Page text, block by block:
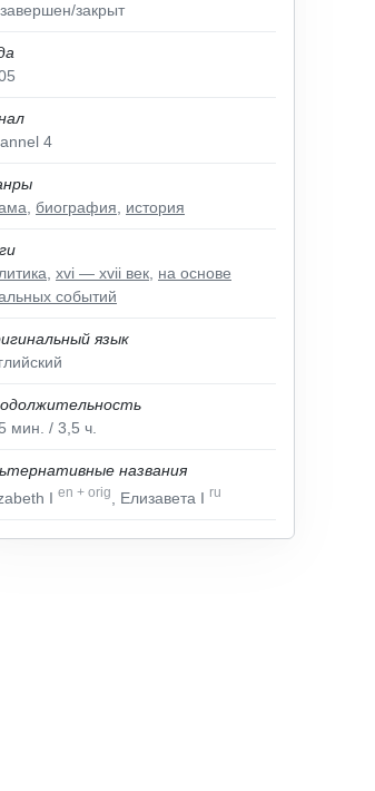
закрыт
4
биография история
xvi — xvii век на основе
событий
язык
мин. / 3,5 ч.
названия
I en + orig , Елизавета I ru